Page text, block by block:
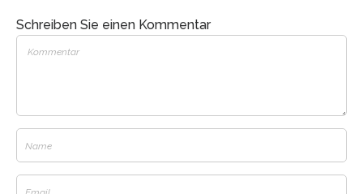
Schreiben Sie einen Kommentar